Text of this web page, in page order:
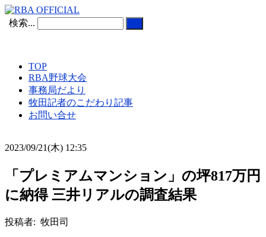
検索...
TOP
RBA野球大会
事務局だより
牧田記者のこだわり記事
お問い合せ
2023/09/21(木) 12:35
「プレミアムマンション」の坪817万円
に納得 三井リアルの調査結果
投稿者: 牧田司